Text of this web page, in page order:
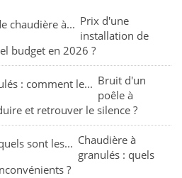
Prix d'une
installation de
budget en 2026 ?
Bruit d'un
poêle à
et retrouver le silence ?
Chaudière à
granulés : quels
?